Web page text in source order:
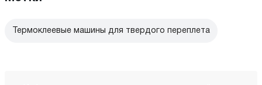
Термоклеевые машины для твердого переплета